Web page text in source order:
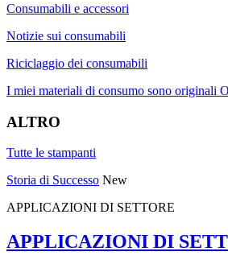
Consumabili e accessori
Notizie sui consumabili
Riciclaggio dei consumabili
I miei materiali di consumo sono originali
ALTRO
Tutte le stampanti
Storia di Successo New
APPLICAZIONI DI SETTORE
APPLICAZIONI DI